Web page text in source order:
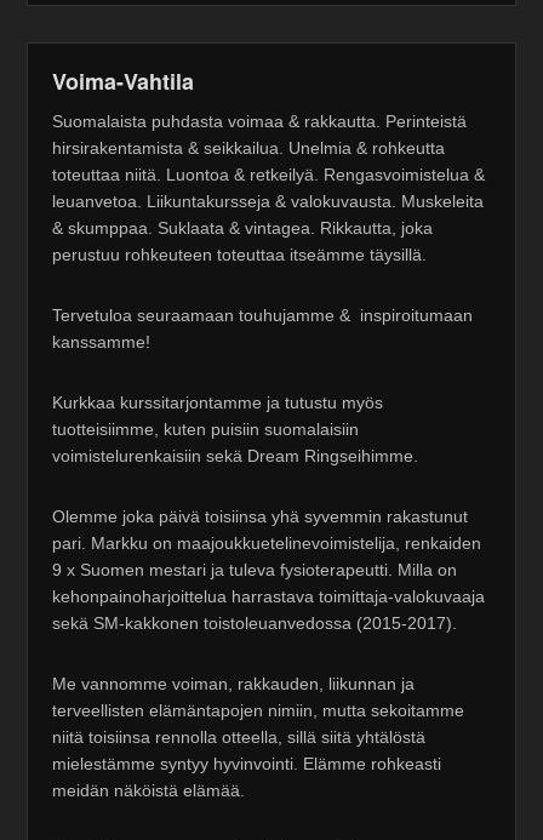
Voima-Vahtila
Suomalaista puhdasta voimaa & rakkautta. Perinteistä
hirsirakentamista & seikkailua. Unelmia & rohkeutta
toteuttaa niitä. Luontoa & retkeilyä. Rengasvoimistelua &
leuanvetoa. Liikuntakursseja & valokuvausta. Muskeleita
& skumppaa. Suklaata & vintagea. Rikkautta, joka
perustuu rohkeuteen toteuttaa itseämme täysillä.
Tervetuloa seuraamaan touhujamme & inspiroitumaan
kanssamme!
Kurkkaa kurssitarjontamme ja tutustu myös
tuotteisiimme, kuten puisiin suomalaisiin
voimistelurenkaisiin sekä Dream Ringseihimme.
Olemme joka päivä toisiinsa yhä syvemmin rakastunut
pari. Markku on maajoukkuetelinevoimistelija, renkaiden
9 x Suomen mestari ja tuleva fysioterapeutti. Milla on
kehonpainoharjoittelua harrastava toimittaja-valokuvaaja
sekä SM-kakkonen toistoleuanvedossa (2015-2017).
Me vannomme voiman, rakkauden, liikunnan ja
terveellisten elämäntapojen nimiin, mutta sekoitamme
niitä toisiinsa rennolla otteella, sillä siitä yhtälöstä
mielestämme syntyy hyvinvointi. Elämme rohkeasti
meidän näköistä elämää.